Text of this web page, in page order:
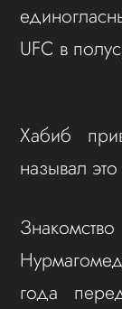
UFC в
Хабиб
называл
года